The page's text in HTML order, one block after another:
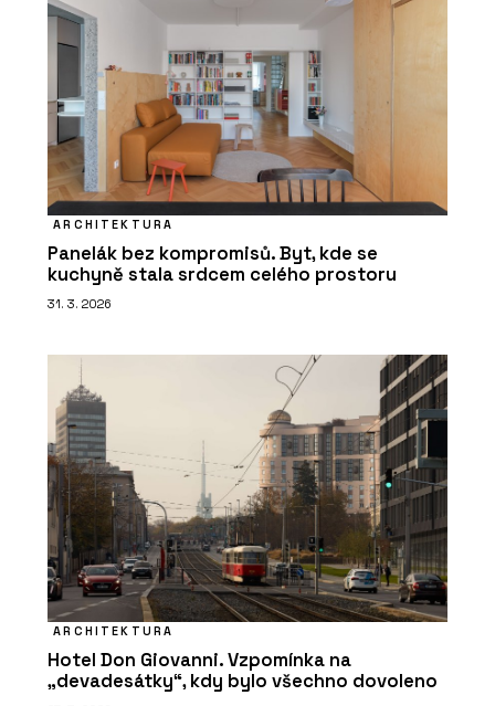
ARCHITEKTURA
Panelák bez kompromisů. Byt, kde se
kuchyně stala srdcem celého prostoru
31. 3. 2026
ARCHITEKTURA
Hotel Don Giovanni. Vzpomínka na
„devadesátky“, kdy bylo všechno dovoleno